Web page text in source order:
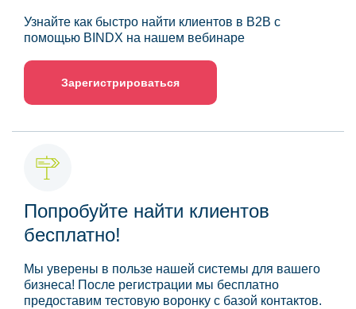
Узнайте как быстро найти клиентов в B2B с
помощью BINDX на нашем вебинаре
Зарегистрироваться
Попробуйте найти клиентов
бесплатно!
Мы уверены в пользе нашей системы для вашего
бизнеса! После регистрации мы бесплатно
предоставим тестовую воронку с базой контактов.